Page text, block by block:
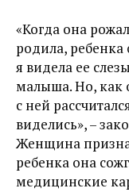
«Когда она
родила,
я видела ее
малыша. Но, как
с ней
виделись», –
Женщина
ребенка она
медицинские